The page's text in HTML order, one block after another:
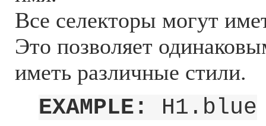
Все селекторы могут
Это позволяет
иметь различные стили.
EXAMPLE: H1.blue